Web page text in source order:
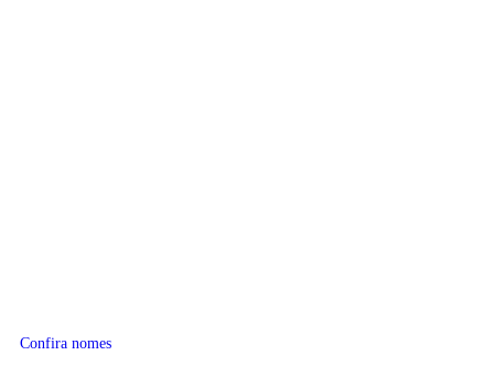
Confira nomes